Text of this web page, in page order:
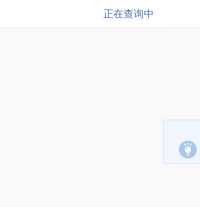
正在查询中